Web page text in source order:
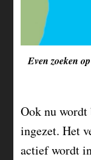
Even zoeken
Ook nu
ingezet. Het
actief wordt